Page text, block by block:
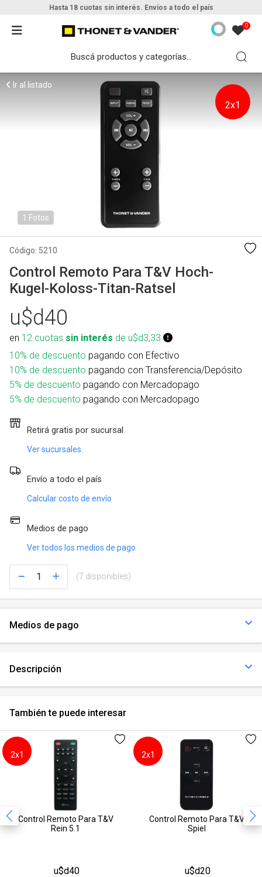
Hasta 18 cuotas sin interés. Envíos a todo el país
0
Código: 5210
Control Remoto Para T&V Hoch-
Kugel-Koloss-Titan-Ratsel
u$d40
en 12 cuotas sin interés de u$d3,33
10% de descuento pagando con Efectivo
10% de descuento pagando con Transferencia/Depósito
5% de descuento pagando con Mercadopago
5% de descuento pagando con Mercadopago
Retirá gratis por sucursal
Ver sucursales
Envío a todo el país
Calcular costo de envío
Medios de pago
Ver todos los medios de pago
(7 disponibles)
Medios de pago
2x1
Ir al listado
1 Fotos
Descripción
También te puede interesar
Control Remoto Para T&V
Rein 5.1
2x1
u$d40
Control Remoto Para T&V
Spiel
2x1
u$d20